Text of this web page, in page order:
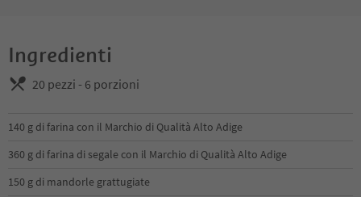
Ingredienti
20 pezzi - 6 porzioni
140 g di farina con il Marchio di Qualità Alto Adige
360 g di farina di segale con il Marchio di Qualità Alto Adige
150 g di mandorle grattugiate